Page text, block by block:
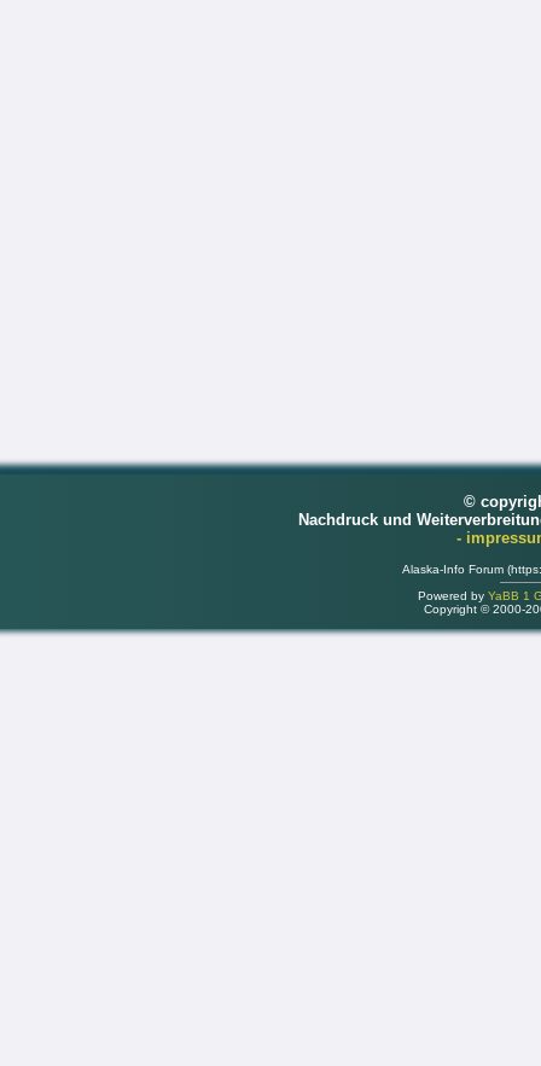
©
Nachdruck und
-
Alaska-Info Forum
Powered by YaBB 1
Copyright © 2000-